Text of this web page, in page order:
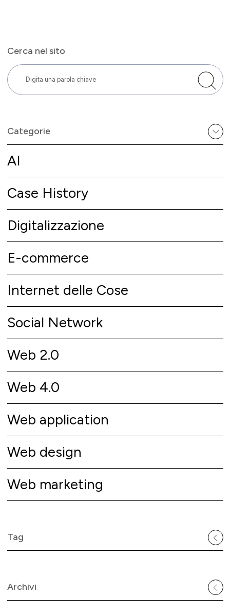
Cerca nel sito
Categorie
AI
Case History
Digitalizzazione
E-commerce
Internet delle Cose
Social Network
Web 2.0
Web 4.0
Web application
Web design
Web marketing
Tag
Archivi